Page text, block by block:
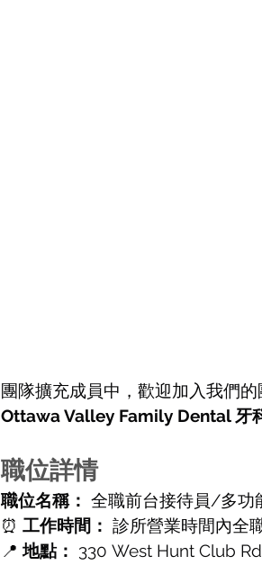
團隊擴充成員中，歡迎加入我們的
Ottawa Valley Family Dental 牙
職位詳情
職位名稱： 全職前台接待員/多功
⏰ 工作時間： 診所營業時間內全
📍 地點： 330 West Hunt Club